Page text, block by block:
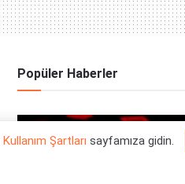
Popüler Haberler
Kullanım Şartları sayfamıza gidin.